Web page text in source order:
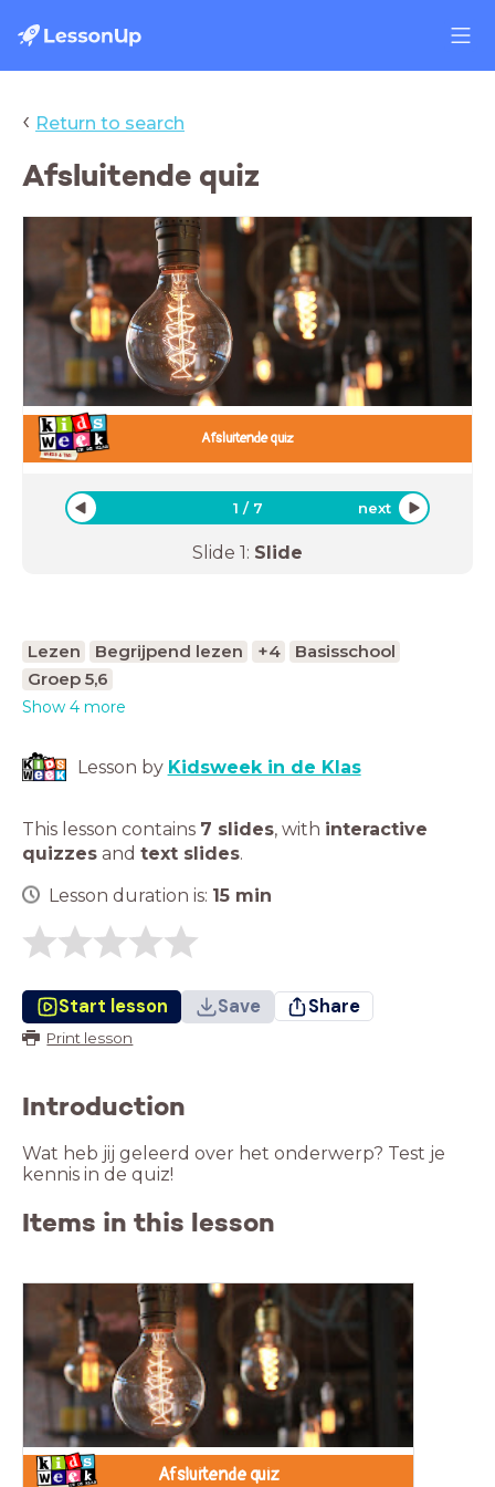
‹ Return to search
Afsluitende quiz
Afsluitende quiz
1 / 7 next
Slide 1: Slide
Lezen Begrijpend lezen +4
Basisschool
Groep 5,6
Show 4 more
Lesson by Kidsweek in de Klas
This lesson contains 7 slides, with interactive
quizzes and text slides.
Lesson duration is: 15 min
Start lesson Save Share
Print lesson
Introduction
Wat heb jij geleerd over het onderwerp? Test je
kennis in de quiz!
Items in this lesson
Afsluitende quiz